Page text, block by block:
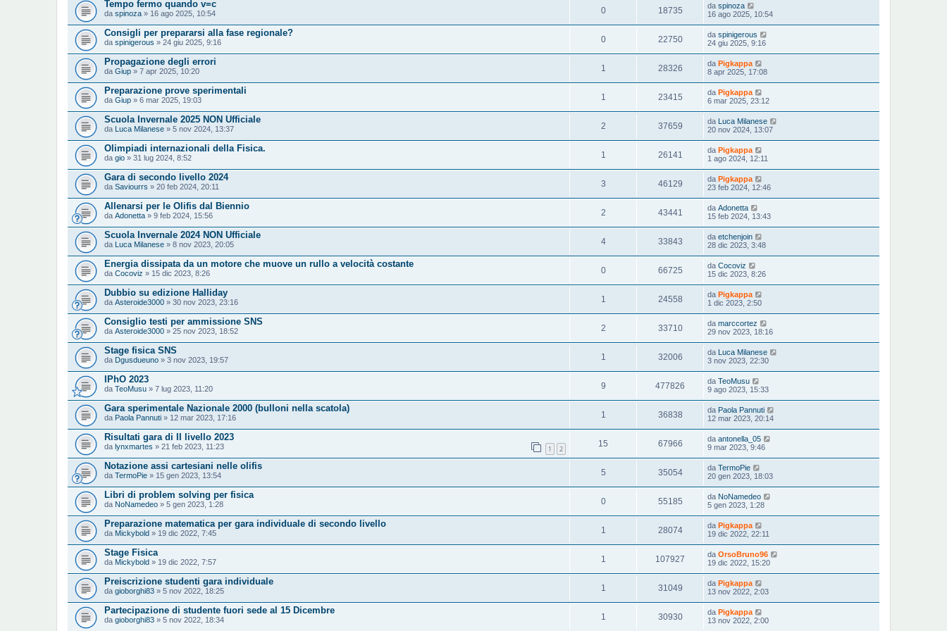
Tempo fermo quando v=c
da spinoza » 16 ago 2025, 10:54 0 18735 da spinoza
16 ago 2025, 10:54
Consigli per prepararsi alla fase regionale?
da spinigerous » 24 giu 2025, 9:16 0 22750 da spinigerous
24 giu 2025, 9:16
Propagazione degli errori
da Giup » 7 apr 2025, 10:20 1 28326 da Pigkappa
8 apr 2025, 17:08
Preparazione prove sperimentali
da Giup » 6 mar 2025, 19:03 1 23415 da Pigkappa
6 mar 2025, 23:12
Scuola Invernale 2025 NON Ufficiale
da Luca Milanese » 5 nov 2024, 13:37 2 37659 da Luca Milanese
20 nov 2024, 13:07
Olimpiadi internazionali della Fisica.
da gio » 31 lug 2024, 8:52 1 26141 da Pigkappa
1 ago 2024, 12:11
Gara di secondo livello 2024
da Saviourrs » 20 feb 2024, 20:11 3 46129 da Pigkappa
23 feb 2024, 12:46
Allenarsi per le Olifis dal Biennio
da Adonetta » 9 feb 2024, 15:56 2 43441 da Adonetta
15 feb 2024, 13:43
Scuola Invernale 2024 NON Ufficiale
da Luca Milanese » 8 nov 2023, 20:05 4 33843 da etchenjoin
28 dic 2023, 3:48
Energia dissipata da un motore che muove un rullo a velocità costante
da Cocoviz » 15 dic 2023, 8:26 0 66725 da Cocoviz
15 dic 2023, 8:26
Dubbio su edizione Halliday
da Asteroide3000 » 30 nov 2023, 23:16 1 24558 da Pigkappa
1 dic 2023, 2:50
Consiglio testi per ammissione SNS
da Asteroide3000 » 25 nov 2023, 18:52 2 33710 da marccortez
29 nov 2023, 18:16
Stage fisica SNS
da Dgusdueuno » 3 nov 2023, 19:57 1 32006 da Luca Milanese
3 nov 2023, 22:30
IPhO 2023
da TeoMusu » 7 lug 2023, 11:20 9 477826 da TeoMusu
9 ago 2023, 15:33
Gara sperimentale Nazionale 2000 (bulloni nella scatola)
da Paola Pannuti » 12 mar 2023, 17:16 1 36838 da Paola Pannuti
12 mar 2023, 20:14
Risultati gara di II livello 2023
da lynxmartes » 21 feb 2023, 11:23 1 2
15 67966 da antonella_05
9 mar 2023, 9:46
Notazione assi cartesiani nelle olifis
da TermoPie » 15 gen 2023, 13:54 5 35054 da TermoPie
20 gen 2023, 18:03
Libri di problem solving per fisica
da NoNamedeo » 5 gen 2023, 1:28 0 55185 da NoNamedeo
5 gen 2023, 1:28
Preparazione matematica per gara individuale di secondo livello
da Mickybold » 19 dic 2022, 7:45 1 28074 da Pigkappa
19 dic 2022, 22:11
Stage Fisica
da Mickybold » 19 dic 2022, 7:57 1 107927 da OrsoBruno96
19 dic 2022, 15:20
Preiscrizione studenti gara individuale
da gioborghi83 » 5 nov 2022, 18:25 1 31049 da Pigkappa
13 nov 2022, 2:03
Partecipazione di studente fuori sede al 15 Dicembre
da gioborghi83 » 5 nov 2022, 18:34 1 30930 da Pigkappa
13 nov 2022, 2:00